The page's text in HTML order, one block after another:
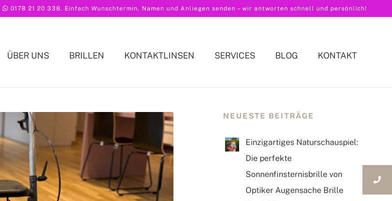
0178 21 20 338. Einfach Wunschtermin, Namen und Anliegen senden – wir antworten schnell und persönlich!
ÜBER UNS BRILLEN KONTAKTLINSEN SERVICES BLOG KONTAKT
NEUESTE BEITRÄGE
Einzigartiges Naturschauspiel:
Die perfekte
Sonnenfinsternisbrille von
Optiker Augensache Brille